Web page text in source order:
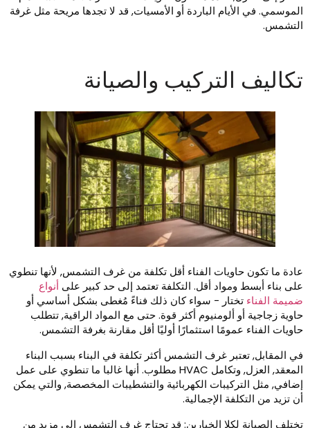
في الأيام الباردة أو الأمسيات, قد لا تجدها مريحة مثل غرفة
التركيب والصيانة
ما تكون حاويات الفناء أقل تكلفة من غرف التشمس, لأنها تنطوي
بناء أبسط ومواد أقل. التكلفة تعتمد إلى حد كبير علىأنواع
الفناءتختار - سواء كان ذلك فناءً مُغطى بشكل أساسي أو
زجاجية أو ألومنيوم أكثر قوة. حتى مع المواد الراقية, تتطلب
الفناء عمومًا استثمارًا أوليًا أقل مقارنة بغرفة التشمس.
المقابل, تعتبر غرف التشمس أكثر تكلفة في البناء بسبب البناء
المعقد, العزل, وتكامل HVAC مطلوب. أنها غالبا ما تنطوي على عمل
مثل التركيبات الكهربائية والتشطيبات المخصصة, والتي يمكن
تزيد من التكلفة الإجمالية.
الصيانة لكلا الخيارين: قد تحتاج غرف التشمس إلى مزيد من